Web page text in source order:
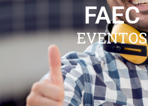
FAEC
EVENTOS